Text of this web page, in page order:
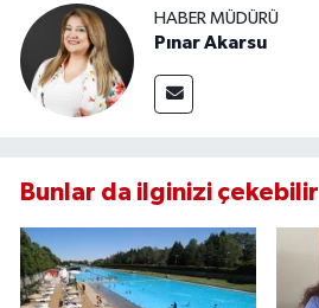
HABER MÜDÜRÜ
Pınar Akarsu
Bunlar da ilginizi çekebilir